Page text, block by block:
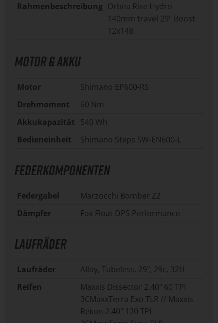
Rahmenbeschreibung Orbea Rise Hydro
140mm travel 29" Boost
12x148
MOTOR & AKKU
Motor
Shimano EP600-RS
Drehmoment
60 Nm
Akkukapazität
540 Wh
Bedieneinheit
Shimano Steps SW-EN600-L
FEDERKOMPONENTEN
Federgabel
Marzocchi Bomber Z2
Dämpfer
Fox Float DPS Performance
LAUFRÄDER
Laufräder
Alloy, Tubeless, 29", 29c, 32H
Reifen
Maxxis Dissector 2.40" 60 TPI
3CMaxxTerra Exo TLR // Maxxis
Rekon 2.40" 120 TPI